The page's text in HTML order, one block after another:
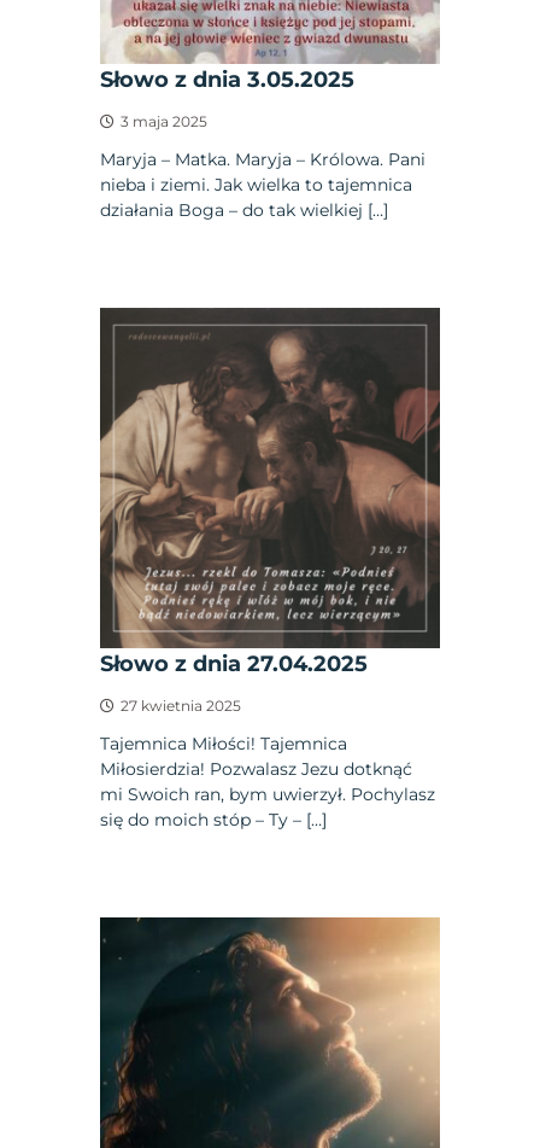
Słowo z dnia 3.05.2025
3 maja 2025
Maryja – Matka. Maryja – Królowa. Pani
nieba i ziemi. Jak wielka to tajemnica
działania Boga – do tak wielkiej […]
Słowo z dnia 27.04.2025
27 kwietnia 2025
Tajemnica Miłości! Tajemnica
Miłosierdzia! Pozwalasz Jezu dotknąć
mi Swoich ran, bym uwierzył. Pochylasz
się do moich stóp – Ty – […]